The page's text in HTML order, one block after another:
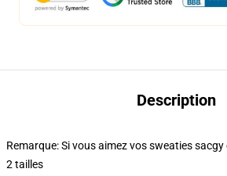
Description
Remarque: Si vous aimez vos sweaties
2 tailles